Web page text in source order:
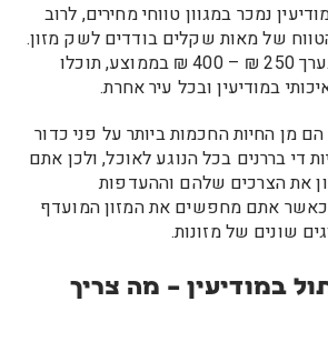
נמכר במגוון טווחי מחירים, לרוב
של מאות שקלים בודדים לשק מזון.
בטווחי מחירים של בערך 250 ₪ – 400 ₪ בממוצע, תוכלו
במודיעין ובכל עיר אחרת.
מן החיות החכמות ביותר על פני כדור
די בררנים בכל הנוגע לאוכל, ולכן אתם
את הצרכים שלהם וההעדפות
כאשר אתם מחפשים את המזון המועדף
שונים של מזונות.
במודיעין – מה צריך